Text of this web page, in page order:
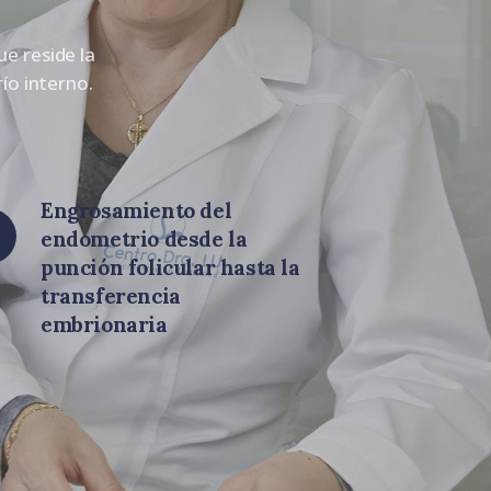
reside la
interno.
Engrosamiento del
endometrio desde la
punción folicular hasta la
transferencia
embrionaria